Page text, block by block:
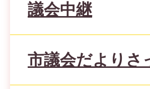
議会中継
市議会だよりさ